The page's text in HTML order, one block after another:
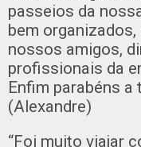
passeios da
bem
nossos amigos,
profissionais da
Enfim parabéns a
(Alexandre)
“Foi muito viajar